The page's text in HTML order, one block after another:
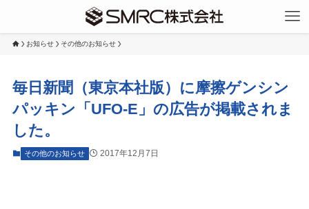
お知らせ その他のお知らせ
毎日新聞（東京本社版）に摩擦ゲンシン
パッキン「UFO-E」の広告が掲載されま
した。
その他のお知らせ 2017年12月7日